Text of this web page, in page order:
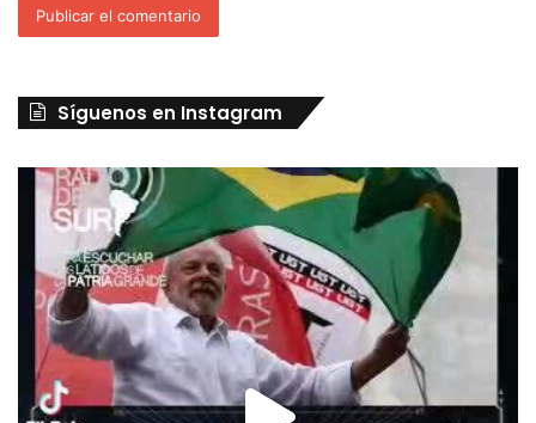
Síguenos en Instagram